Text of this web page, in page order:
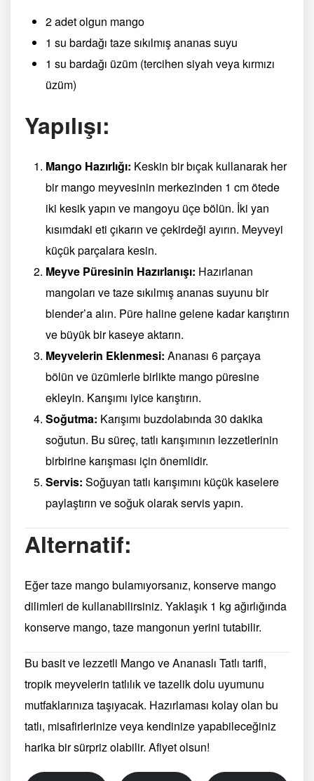
2 adet olgun mango
1 su bardağı taze sıkılmış ananas suyu
1 su bardağı üzüm (tercihen siyah veya kırmızı
üzüm)
Yapılışı:
Mango Hazırlığı: Keskin bir bıçak kullanarak her
bir mango meyvesinin merkezinden 1 cm ötede
iki kesik yapın ve mangoyu üçe bölün. İki yan
kısımdaki eti çıkarın ve çekirdeği ayırın. Meyveyi
küçük parçalara kesin.
Meyve Püresinin Hazırlanışı: Hazırlanan
mangoları ve taze sıkılmış ananas suyunu bir
blender’a alın. Püre haline gelene kadar karıştırın
ve büyük bir kaseye aktarın.
Meyvelerin Eklenmesi: Ananası 6 parçaya
bölün ve üzümlerle birlikte mango püresine
ekleyin. Karışımı iyice karıştırın.
Soğutma: Karışımı buzdolabında 30 dakika
soğutun. Bu süreç, tatlı karışımının lezzetlerinin
birbirine karışması için önemlidir.
Servis: Soğuyan tatlı karışımını küçük kaselere
paylaştırın ve soğuk olarak servis yapın.
Alternatif:
Eğer taze mango bulamıyorsanız, konserve mango
dilimleri de kullanabilirsiniz. Yaklaşık 1 kg ağırlığında
konserve mango, taze mangonun yerini tutabilir.
Bu basit ve lezzetli Mango ve Ananaslı Tatlı tarifi,
tropik meyvelerin tatlılık ve tazelik dolu uyumunu
mutfaklarınıza taşıyacak. Hazırlaması kolay olan bu
tatlı, misafirlerinize veya kendinize yapabileceğiniz
harika bir sürpriz olabilir. Afiyet olsun!